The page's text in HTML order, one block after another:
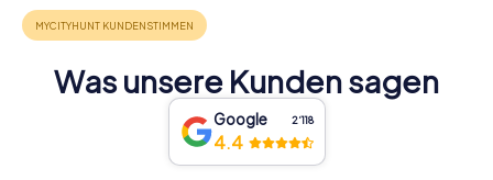
Was unsere Kunden sagen
Google 2‘118
4.4